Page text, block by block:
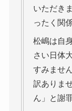
いただき
ったく関
松嶋は自
さい日体
すみませ
訳ありま
ん」と謝